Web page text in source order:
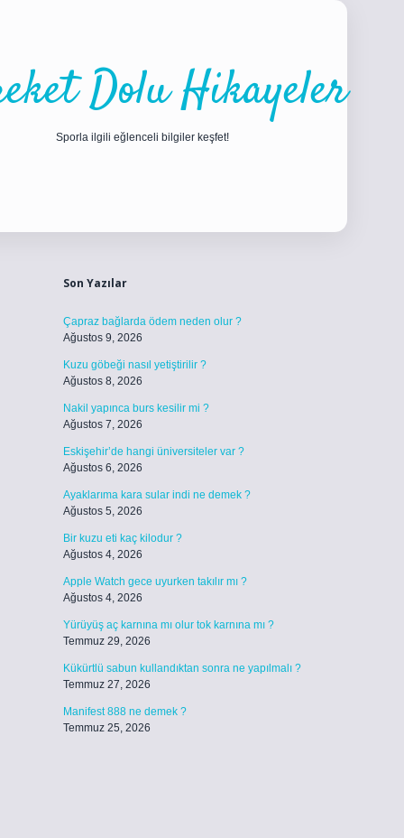
Dolu Hikayeler
Sporla ilgili eğlenceli bilgiler keşfet!
Son Yazılar
Çapraz bağlarda ödem neden olur ?
Ağustos 9, 2026
Kuzu göbeği nasıl yetiştirilir ?
Ağustos 8, 2026
Nakil yapınca burs kesilir mi ?
Ağustos 7, 2026
Eskişehir’de hangi üniversiteler var ?
Ağustos 6, 2026
Ayaklarıma kara sular indi ne demek ?
Ağustos 5, 2026
Bir kuzu eti kaç kilodur ?
Ağustos 4, 2026
Apple Watch gece uyurken takılır mı ?
Ağustos 4, 2026
Yürüyüş aç karnına mı olur tok karnına mı ?
Temmuz 29, 2026
Kükürtlü sabun kullandıktan sonra ne yapılmalı ?
Temmuz 27, 2026
Manifest 888 ne demek ?
Temmuz 25, 2026